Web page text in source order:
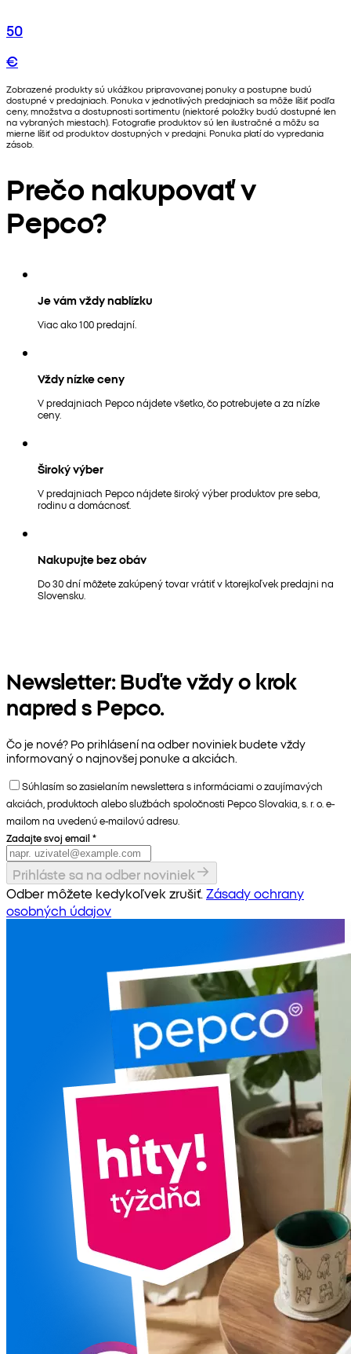
50
€
Zobrazené produkty sú ukážkou pripravovanej ponuky a postupne budú
dostupné v predajniach. Ponuka v jednotlivých predajniach sa môže líšiť podľa
ceny, množstva a dostupnosti sortimentu (niektoré položky budú dostupné len
na vybraných miestach). Fotografie produktov sú len ilustračné a môžu sa
mierne líšiť od produktov dostupných v predajni. Ponuka platí do vypredania
zásob.
Prečo nakupovať v
Pepco?
Je vám vždy nablízku
Viac ako 100 predajní.
Vždy nízke ceny
V predajniach Pepco nájdete všetko, čo potrebujete a za nízke
ceny.
Široký výber
V predajniach Pepco nájdete široký výber produktov pre seba,
rodinu a domácnosť.
Nakupujte bez obáv
Do 30 dní môžete zakúpený tovar vrátiť v ktorejkoľvek predajni na
Slovensku.
Newsletter: Buďte vždy o krok
napred s Pepco.
Čo je nové? Po prihlásení na odber noviniek budete vždy
informovaný o najnovšej ponuke a akciách.
Súhlasím so zasielaním newslettera s informáciami o zaujímavých
akciách, produktoch alebo službách spoločnosti Pepco Slovakia, s. r. o. e-
mailom na uvedenú e-mailovú adresu.
Zadajte svoj email *
Prihláste sa na odber noviniek
Odber môžete kedykoľvek zrušiť. Zásady ochrany
osobných údajov